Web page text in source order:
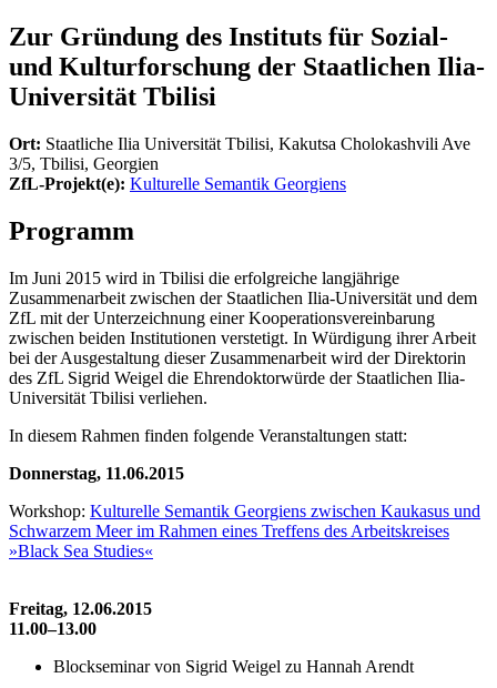
Zur Gründung des Instituts für Sozial-
und Kulturforschung der Staatlichen Ilia-
Universität Tbilisi
Ort: Staatliche Ilia Universität Tbilisi, Kakutsa Cholokashvili Ave
3/5, Tbilisi, Georgien
ZfL-Projekt(e): Kulturelle Semantik Georgiens
Programm
Im Juni 2015 wird in Tbilisi die erfolgreiche langjährige
Zusammenarbeit zwischen der Staatlichen Ilia-Universität und dem
ZfL mit der Unterzeichnung einer Kooperationsvereinbarung
zwischen beiden Institutionen verstetigt. In Würdigung ihrer Arbeit
bei der Ausgestaltung dieser Zusammenarbeit wird der Direktorin
des ZfL Sigrid Weigel die Ehrendoktorwürde der Staatlichen Ilia-
Universität Tbilisi verliehen.
In diesem Rahmen finden folgende Veranstaltungen statt:
Donnerstag, 11.06.2015
Workshop: Kulturelle Semantik Georgiens zwischen Kaukasus und
Schwarzem Meer im Rahmen eines Treffens des Arbeitskreises
»Black Sea Studies«
Freitag, 12.06.2015
11.00–13.00
Blockseminar von Sigrid Weigel zu Hannah Arendt